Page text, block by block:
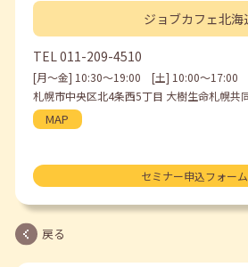
ジョブカフェ北海
TEL011-209-4510
[月〜金] 10:30〜19:00 [土] 10:00〜17:00
札幌市中央区北4条西5丁目 大樹生命札幌共
MAP
セミナー申込フォー
戻る